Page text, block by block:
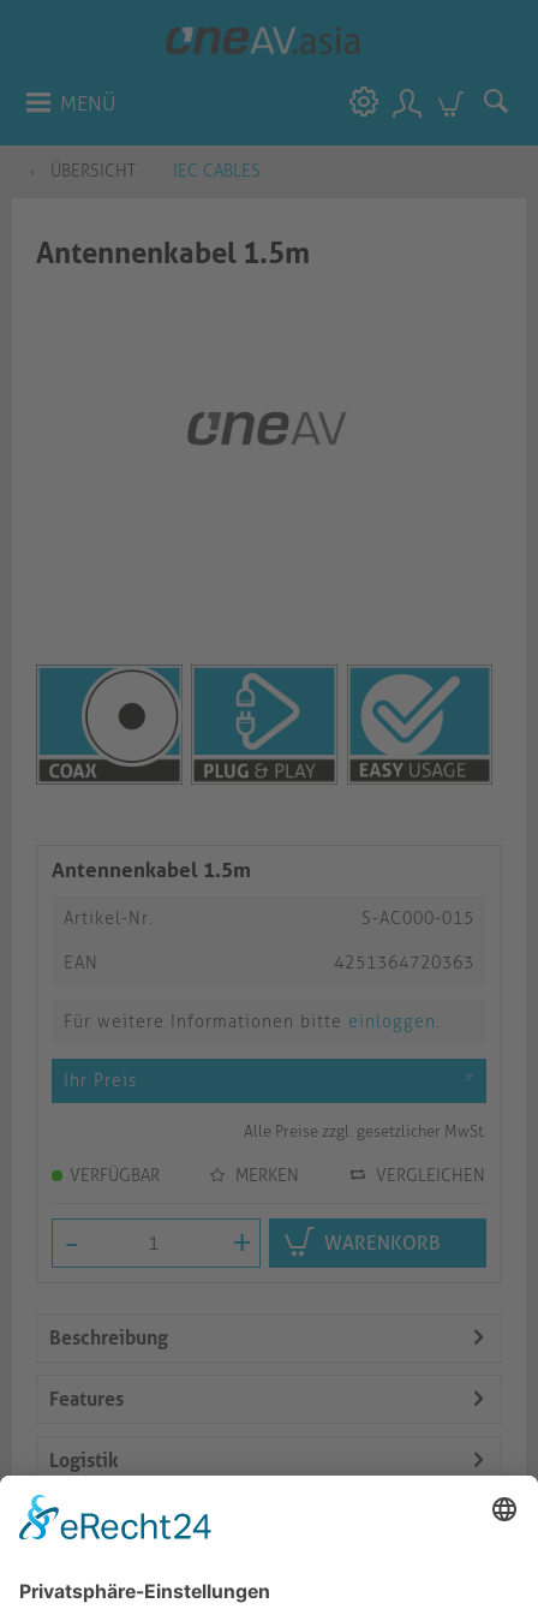
MENÜ
ÜBERSICHT IEC CABLES
Antennenkabel 1.5m
Antennenkabel 1.5m
Artikel-Nr. S-AC000-015
EAN 4251364720363
Für weitere Informationen bitte einloggen.
Ihr Preis *
Alle Preise zzgl. gesetzlicher MwSt.
VERFÜGBAR MERKEN VERGLEICHEN
- + WARENKORB
Beschreibung
Features
Logistik
Spezifikationen
Lieferumfang